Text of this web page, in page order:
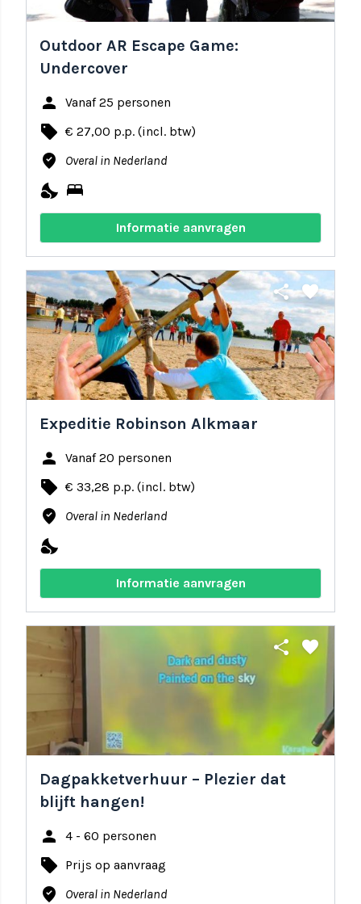
Outdoor AR Escape Game:
Undercover
person Vanaf 25 personen
local_offer € 27,00 p.p. (incl. btw)
where_to_vote Overal in Nederland
nights_stay bed
Informatie aanvragen
share favorite
Expeditie Robinson Alkmaar
person Vanaf 20 personen
local_offer € 33,28 p.p. (incl. btw)
where_to_vote Overal in Nederland
nights_stay
Informatie aanvragen
share favorite
Dagpakketverhuur – Plezier dat
blijft hangen!
person 4 - 60 personen
local_offer Prijs op aanvraag
where_to_vote Overal in Nederland